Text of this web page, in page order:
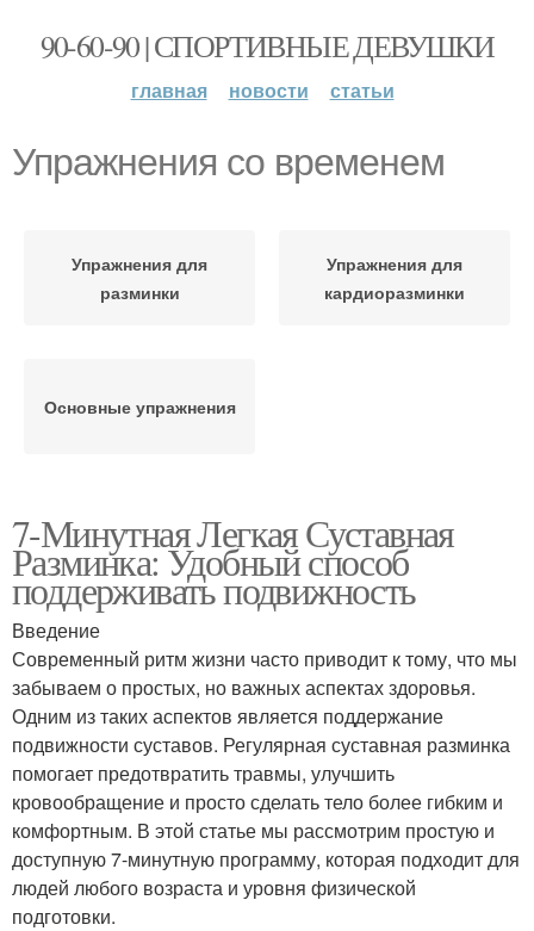
90-60-90 | СПОРТИВНЫЕ ДЕВУШКИ
главная новости статьи
Упражнения со временем
Упражнения для
разминки
Упражнения для
кардиоразминки
Основные упражнения
7-Минутная Легкая Суставная
Разминка: Удобный способ
поддерживать подвижность
Введение
Современный ритм жизни часто приводит к тому, что мы
забываем о простых, но важных аспектах здоровья.
Одним из таких аспектов является поддержание
подвижности суставов. Регулярная суставная разминка
помогает предотвратить травмы, улучшить
кровообращение и просто сделать тело более гибким и
комфортным. В этой статье мы рассмотрим простую и
доступную 7-минутную программу, которая подходит для
людей любого возраста и уровня физической
подготовки.